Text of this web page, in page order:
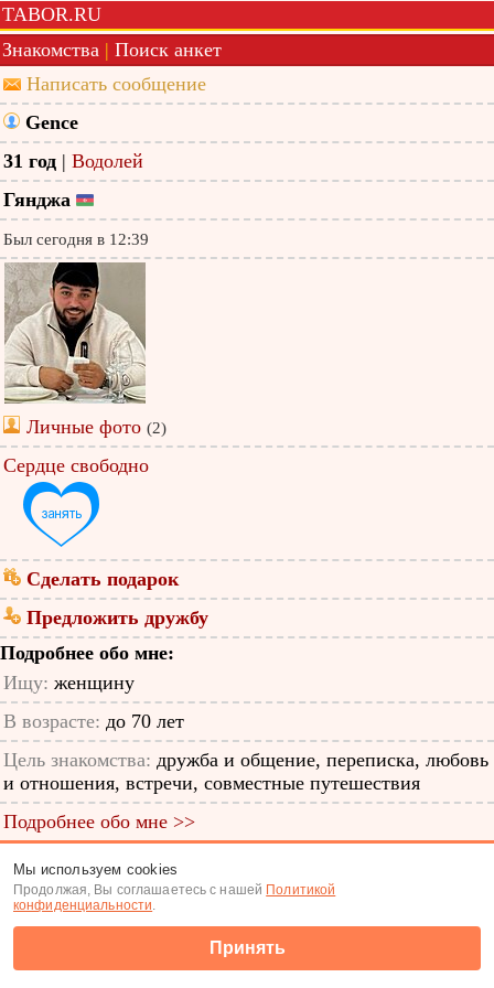
TABOR.RU
Знакомства | Поиск анкет
Написать сообщение
Gence
31 год | Водолей
Гянджа
Был сегодня в 12:39
Личные фото (2)
Сердце свободно
Сделать подарок
Предложить дружбу
Подробнее обо мне:
Ищу: женщину
В возрасте: до 70 лет
Цель знакомства: дружба и общение, переписка, любовь
и отношения, встречи, совместные путешествия
Подробнее обо мне >>
ID анкеты: 65459993
Знакомства|Поиск анкет
Мы используем cookies
Продолжая, Вы соглашаетесь с нашей Политикой
конфиденциальности.
Принять